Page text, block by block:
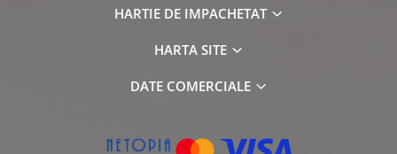
HARTIE DE IMPACHETAT
HARTA SITE
DATE COMERCIALE